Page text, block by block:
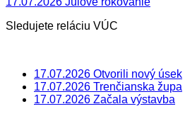
Sledujete reláciu VÚC
17.07.2026 Otvorili nový úsek
17.07.2026 Trenčianska župa
17.07.2026 Začala výstavba